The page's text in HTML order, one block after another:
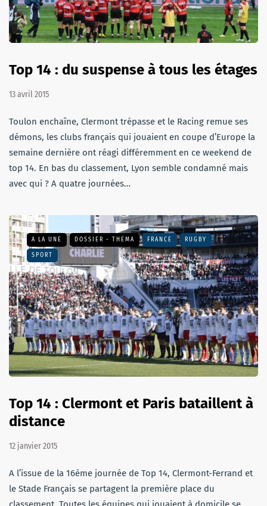
Top 14 : du suspense à tous les étages
13 avril 2015
Toulon enchaîne, Clermont trépasse et le Racing remue ses
démons, les clubs français qui jouaient en coupe d’Europe la
semaine dernière ont réagi différemment en ce weekend de
top 14. En bas du classement, Lyon semble condamné mais
avec qui ? A quatre journées…
A LA UNE DOSSIER - THEMA FRANCE RUGBY
SPORT
Top 14 : Clermont et Paris bataillent à
distance
12 janvier 2015
A l’issue de la 16ème journée de Top 14, Clermont-Ferrand et
le Stade Français se partagent la première place du